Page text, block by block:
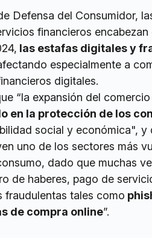
Defensa del Consumidor,
financieros encabezan
las estafas digitales y
especialmente a
digitales.
“la expansión del
en la protección de los
social y económica", y
uno de los sectores más
dado que muchas
de haberes, pago de
fraudulentas tales como
de compra online”.